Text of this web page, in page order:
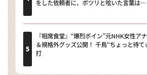
をした依頼者に、ポツリと呟いた言葉は…
『相席食堂』“爆烈ボイン”元NHK女性ア
＆規格外グッズ公開！ 千鳥“ちょっと待て
打